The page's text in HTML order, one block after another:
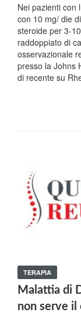
Nei pazienti con
con 10 mg/ die
steroide per 3-
raddoppiato di
osservazionale
presso la Johns
di recente su
TERAPIA
Malattia di
non serve il